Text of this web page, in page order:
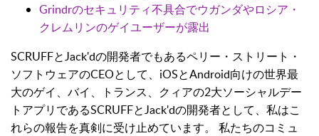
Grindrのセキュリティ不具合でウガンダやロシア・
クレムリンのゲイユーザーが露出
SCRUFFとJack'dの開発者でもあるペリー・ストリート・
ソフトウェアのCEOとして、iOSとAndroid向けの世界最
大のゲイ、バイ、トランス、クィアの2大ソーシャルデー
トアプリであるSCRUFFとJack'dの開発者として、私はこ
れらの報告を真剣に受け止めています。 私たちのコミュ